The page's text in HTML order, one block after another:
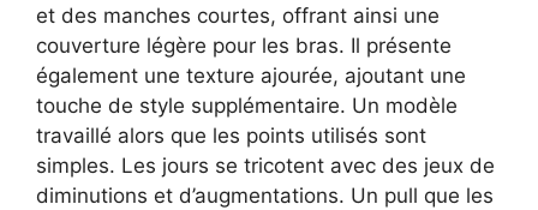
et des manches courtes, offrant ainsi une
couverture légère pour les bras. Il présente
également une texture ajourée, ajoutant une
touche de style supplémentaire. Un modèle
travaillé alors que les points utilisés sont
simples. Les jours se tricotent avec des jeux de
diminutions et d’augmentations. Un pull que les